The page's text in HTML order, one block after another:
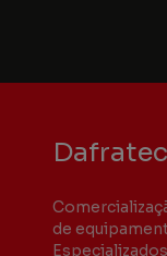
Dafratec
de